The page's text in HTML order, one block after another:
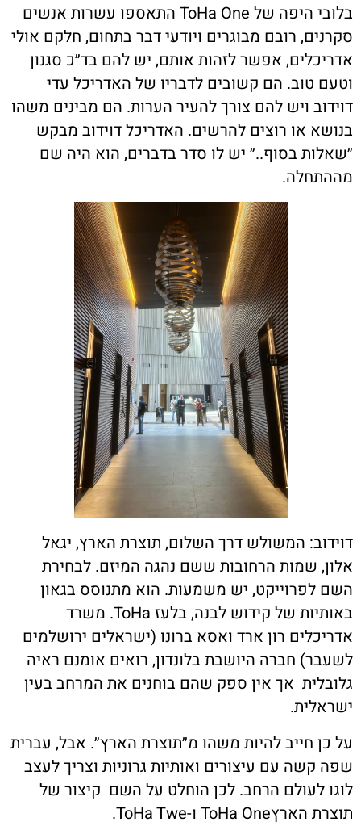
בלובי היפה של ToHa One התאספו עשרות אנשים
סקרנים, רובם מבוגרים ויודעי דבר בתחום, חלקם אולי
אדריכלים, אפשר לזהות אותם, יש להם בד״כ סגנון
וטעם טוב. הם קשובים לדבריו של האדריכל עדי
דוידוב ויש להם צורך להעיר הערות. הם מבינים משהו
בנושא או רוצים להרשים. האדריכל דוידוב מבקש
״שאלות בסוף..״ יש לו סדר בדברים, הוא היה שם
מההתחלה.
דוידוב: המשולש דרך השלום, תוצרת הארץ, יגאל
אלון, שמות הרחובות ששם נהגה המיזם. לבחירת
השם לפרוייקט, יש משמעות. הוא מתנוסס בגאון
באותיות של קידוש לבנה, בלעז ToHa. משרד
אדריכלים רון ארד ואסא ברונו (ישראלים ירושלמים
לשעבר) חברה היושבת בלונדון, רואים אומנם ראיה
גלובלית אך אין ספק שהם בוחנים את המרחב בעין
ישראלית.
על כן חייב להיות משהו מ״תוצרת הארץ״. אבל, עברית
שפה קשה עם עיצורים ואותיות גרוניות וצריך לעצב
לוגו לעולם הרחב. לכן הוחלט על השם קיצור של
תוצרת הארץToHa One ו-ToHa Twe
.